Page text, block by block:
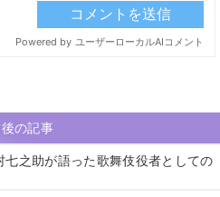
の記事
七之助が語った歌舞伎役者としての